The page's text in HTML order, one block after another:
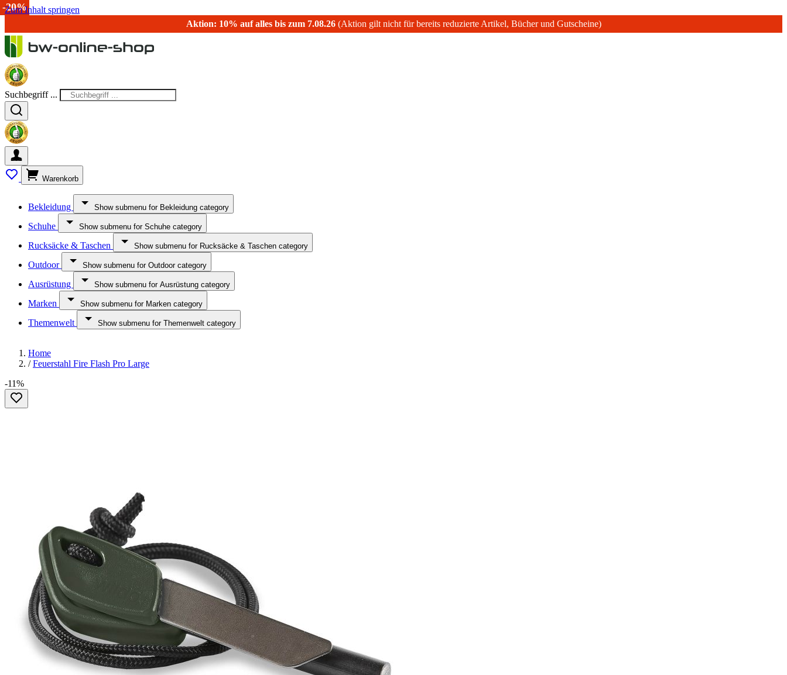
Zum Inhalt springen
Aktion: 10% auf alles bis zum 7.08.26(Aktion gilt nicht für bereits reduzierte Artikel, Bücher und Gutscheine)
Suchbegriff ...
Warenkorb
Bekleidung Show submenu for Bekleidung category
Schuhe Show submenu for Schuhe category
Rucksäcke & Taschen Show submenu for Rucksäcke & Taschen category
Outdoor Show submenu for Outdoor category
Ausrüstung Show submenu for Ausrüstung category
Marken Show submenu for Marken category
Themenwelt Show submenu for Themenwelt category
Home
/ Feuerstahl Fire Flash Pro Large
-11%
-20%